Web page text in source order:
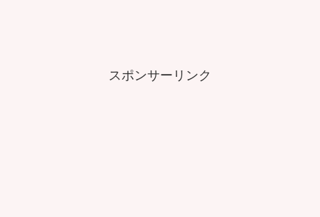
スポンサーリンク